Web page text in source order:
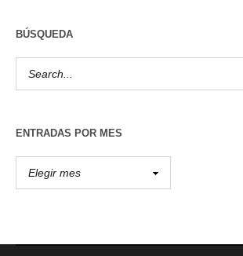
BÚSQUEDA
ENTRADAS POR MES